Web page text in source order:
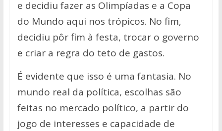
e decidiu fazer as Olimpíadas e a Copa
do Mundo aqui nos trópicos. No fim,
decidiu pôr fim à festa, trocar o governo
e criar a regra do teto de gastos.
É evidente que isso é uma fantasia. No
mundo real da política, escolhas são
feitas no mercado político, a partir do
jogo de interesses e capacidade de